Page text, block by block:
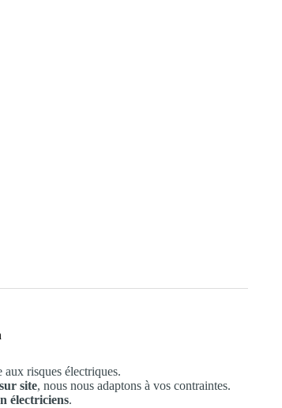
risques électriques.
site, nous nous adaptons à vos contraintes.
électriciens.